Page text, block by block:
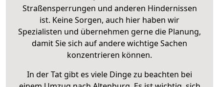
Straßensperrungen und anderen Hindernissen
ist. Keine Sorgen, auch hier haben wir
Spezialisten und übernehmen gerne die Planung,
damit Sie sich auf andere wichtige Sachen
konzentrieren können.
In der Tat gibt es viele Dinge zu beachten bei